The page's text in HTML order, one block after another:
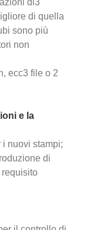
di3
di quella
sono più
non
ecc3 file o 2
e la
nuovi stampi;
di
requisito